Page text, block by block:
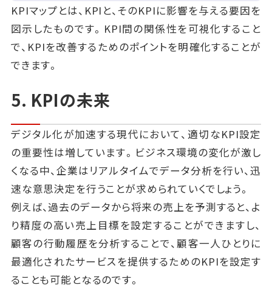
KPIマップとは、KPIと、そのKPIに影響を与える要因を
図示したものです。KPI間の関係性を可視化すること
で、KPIを改善するためのポイントを明確化することが
できます。
5. KPIの未来
デジタル化が加速する現代において、適切なKPI設定
の重要性は増しています。ビジネス環境の変化が激し
くなる中、企業はリアルタイムでデータ分析を行い、迅
速な意思決定を行うことが求められていくでしょう。
例えば、過去のデータから将来の売上を予測すると、よ
り精度の高い売上目標を設定することができますし、
顧客の行動履歴を分析することで、顧客一人ひとりに
最適化されたサービスを提供するためのKPIを設定す
ることも可能となるのです。